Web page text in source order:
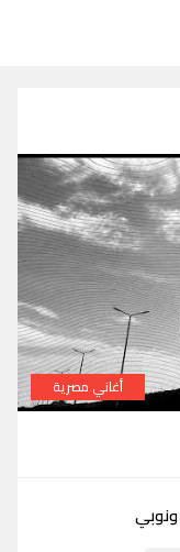
أغاني مصرية